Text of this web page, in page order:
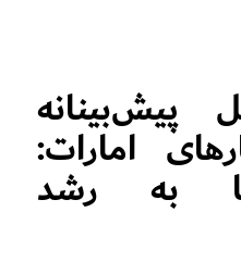
پیش‌بینانه
امارات:
به رشد